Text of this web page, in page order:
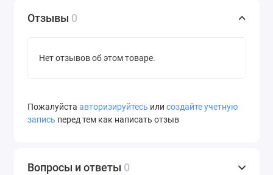
добавит нотку элегантности и удовольствия в вашу
Отзывы 0
Нет отзывов об этом товаре.
Пожалуйста авторизируйтесь или создайте учетную
запись перед тем как написать отзыв
Вопросы и ответы 0